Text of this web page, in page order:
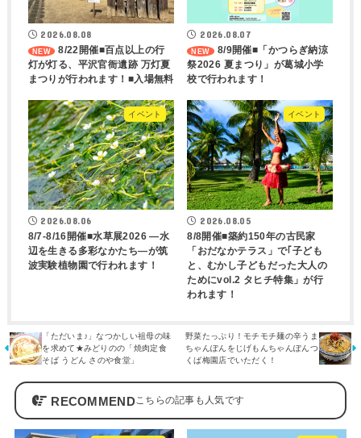
2026.08.08
8/22開催■百点以上の行
灯が灯る、平沢官衙遺跡 万灯夏
まつりが行われます！■入場無料
2026.08.07
8/9開催■「かつらぎ納涼
祭2026 夏まつり」が葛城小学
校で行われます！
イベント
2026.08.06
8/7-8/16開催■水草展2026 ―水
辺を生きる多彩なかたち―が筑
波実験植物園で行われます！
イベント
2026.08.05
8/8開催■築約150年の古民家
「おだなかテラス」で｢子ども
と、むかし子どもだった大人の
ためにvol.2 タヒチ特集」が行
われます！
「ただいま♪」なつかしい祖母の味
を求めて★みどりのの「焼肉定食
そば うどん さのや食堂」
野菜たっぷり！モチモチ麺の辛うま
ちゃんぽんをじげもんちゃんぽんつ
くば梅園店でいただく！
RECOMMEND